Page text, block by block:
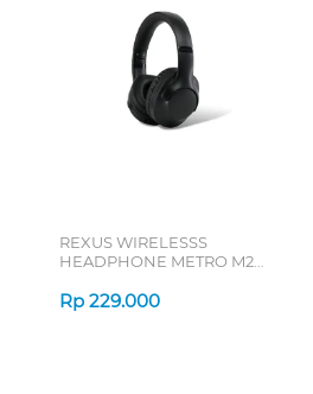
REXUS WIRELESSS
HEADPHONE METRO M2
Rp 229.000